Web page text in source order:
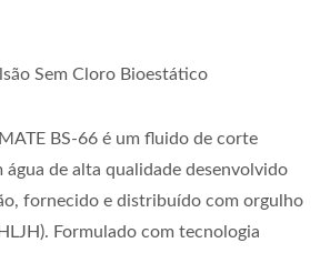
Sem Cloro Bioestático
BS-66 é um fluido de corte
água de alta qualidade desenvolvido
fornecido e distribuído com orgulho
Formulado com tecnologia